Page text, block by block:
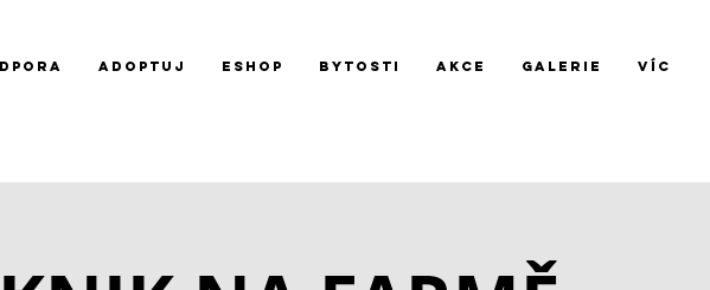
ADOPTUJ Eshop BYTOSTI AKCE GALERIE Víc